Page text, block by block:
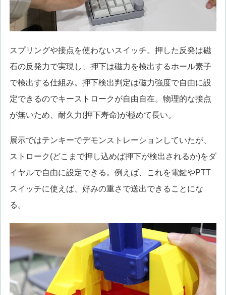
スプリングや接点を使わないスイッチ。押した反発は磁
石の反発力で実現し、押下は磁力を検出するホール素子
で検出する仕組み。押下検出判定は磁力強度で自由に設
定できるのでキーストロークが自由自在。物理的な接点
が無いため、耐久力(押下寿命)が極めて長い。
展示ではテンキーでデモンストレーションしていたが、
ストローク(どこまで押し込めば押下が検出されるか)をダ
イヤルで自由に設定できる。例えば、これを電鍵やPTT
スイッチに使えば、好みの重さで送出できることにな
る。